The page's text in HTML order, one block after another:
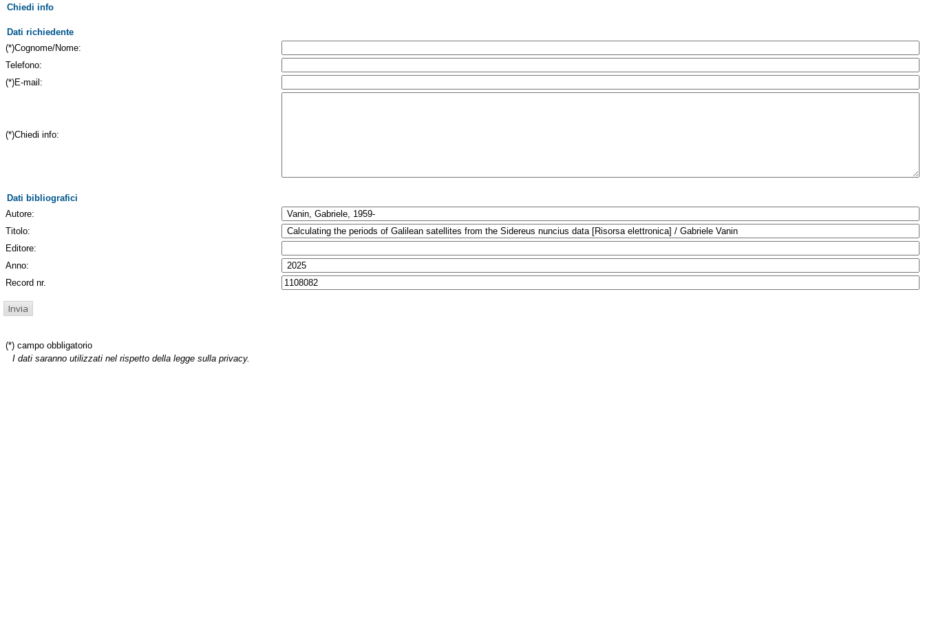
Chiedi info
Dati richiedente
(*)Cognome/Nome:
Telefono:
(*)E-mail:
(*)Chiedi info:
Dati bibliografici
Autore:
Titolo:
Editore:
Anno:
Record nr.
(*) campo obbligatorio
I dati saranno utilizzati nel rispetto della legge sulla privacy.